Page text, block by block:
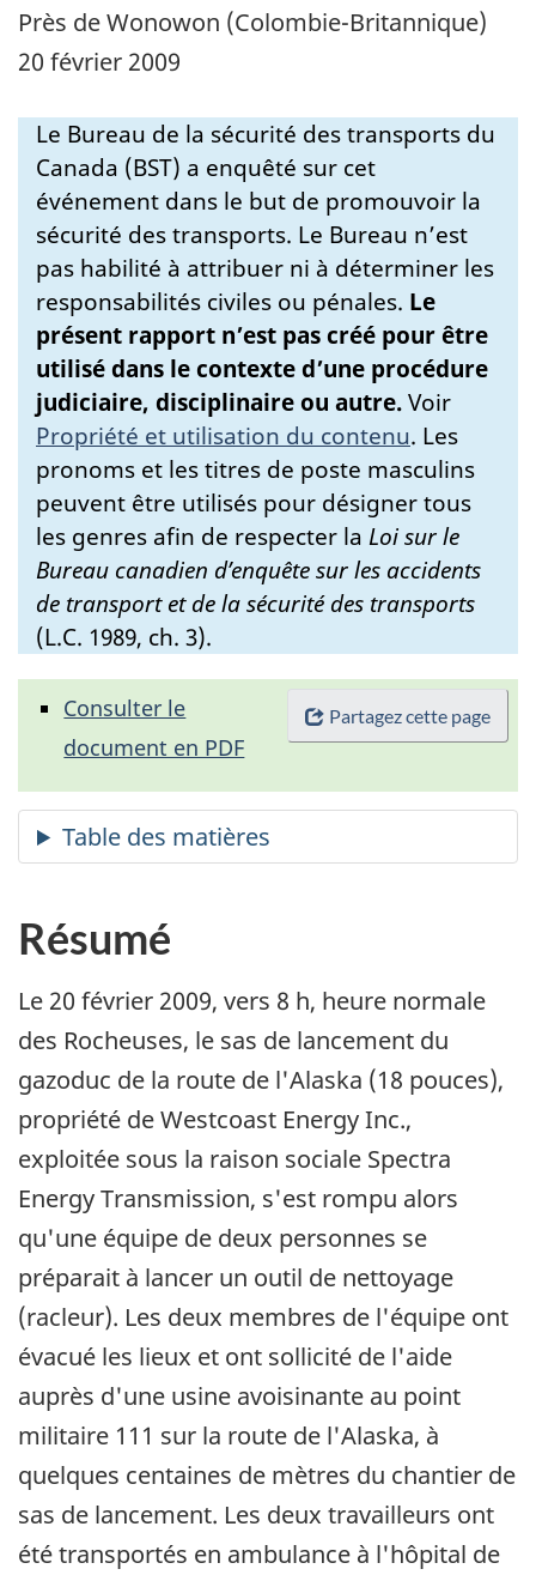
Près de Wonowon (Colombie-Britannique)
20 février 2009
Le Bureau de la sécurité des transports du
Canada (BST) a enquêté sur cet
événement dans le but de promouvoir la
sécurité des transports. Le Bureau n’est
pas habilité à attribuer ni à déterminer les
responsabilités civiles ou pénales. Le
présent rapport n’est pas créé pour être
utilisé dans le contexte d’une procédure
judiciaire, disciplinaire ou autre.Voir
Propriété et utilisation du contenu. Les
pronoms et les titres de poste masculins
peuvent être utilisés pour désigner tous
les genres afin de respecter la Loi sur le
Bureau canadien d’enquête sur les accidents
de transport et de la sécurité des transports
(L.C. 1989, ch. 3).
Partagez cette page
Consulter le
document en PDF
Résumé
Le 20 février 2009, vers 8 h, heure normale
des Rocheuses, le sas de lancement du
gazoduc de la route de l'Alaska (18 pouces),
propriété de Westcoast Energy Inc.,
exploitée sous la raison sociale Spectra
Energy Transmission, s'est rompu alors
qu'une équipe de deux personnes se
préparait à lancer un outil de nettoyage
(racleur). Les deux membres de l'équipe ont
évacué les lieux et ont sollicité de l'aide
auprès d'une usine avoisinante au point
militaire 111 sur la route de l'Alaska, à
quelques centaines de mètres du chantier de
sas de lancement. Les deux travailleurs ont
été transportés en ambulance à l'hôpital de